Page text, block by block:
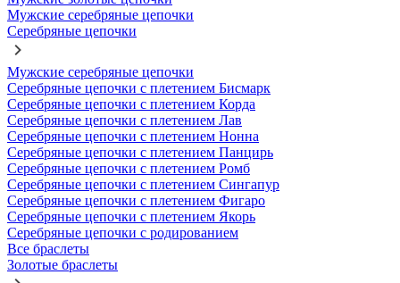
Мужские серебряные цепочки
Серебряные цепочки
Мужские серебряные цепочки
Серебряные цепочки с плетением Бисмарк
Серебряные цепочки с плетением Корда
Серебряные цепочки с плетением Лав
Серебряные цепочки с плетением Нонна
Серебряные цепочки с плетением Панцирь
Серебряные цепочки с плетением Ромб
Серебряные цепочки с плетением Сингапур
Серебряные цепочки с плетением Фигаро
Серебряные цепочки с плетением Якорь
Серебряные цепочки с родированием
Все браслеты
Золотые браслеты